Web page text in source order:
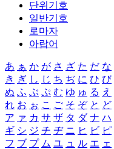
단위기호
일반기호
로마자
아랍어
あ ぁ か が さ ざ た だ な
き ぎ し じ ち ぢ に ひ び
ぬ ふ ぶ ぷ む ゆ ゅ る え
れ お ぉ こ ご そ ぞ と ど
ア ァ カ サ ザ タ ダ ナ ハ
ギ シ ジ チ ヂ ニ ヒ ビ ピ
フ ブ プ ム ユ ュ ル エ ェ